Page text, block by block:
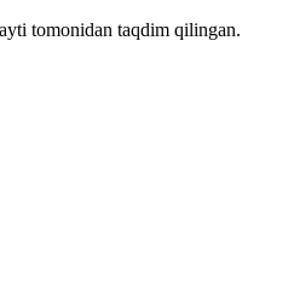
tomonidan taqdim qilingan.